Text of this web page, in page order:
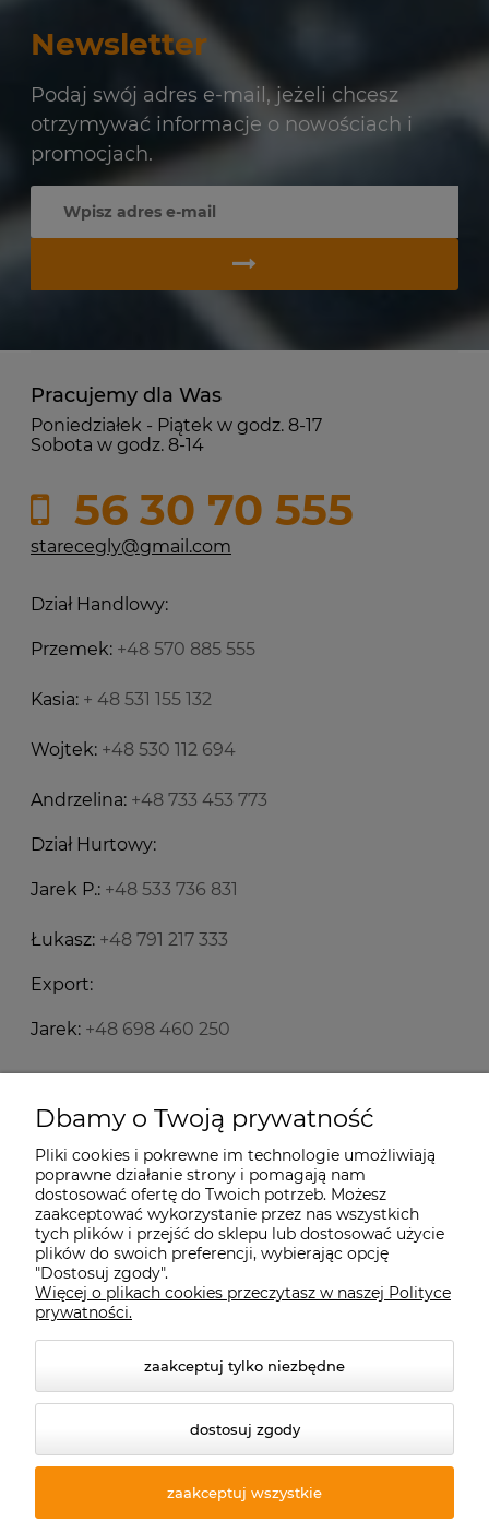
Newsletter
Podaj swój adres e-mail, jeżeli chcesz
otrzymywać informacje o nowościach i
promocjach.
Pracujemy dla Was
Poniedziałek - Piątek w godz. 8-17
Sobota w godz. 8-14
56 30 70 555
starecegly@gmail.com
Dział Handlowy:
Przemek: +48 570 885 555
Kasia: + 48 531 155 132
Wojtek: +48 530 112 694
Andrzelina: +48 733 453 773
Dział Hurtowy:
Jarek P.: +48 533 736 831
Łukasz: +48 791 217 333
Export:
Jarek: +48 698 460 250
Starecegly.com
Płatności i dostawa
Moje konto
Informacje
Dbamy o Twoją prywatność
Pliki cookies i pokrewne im technologie umożliwiają
poprawne działanie strony i pomagają nam
dostosować ofertę do Twoich potrzeb. Możesz
zaakceptować wykorzystanie przez nas wszystkich
tych plików i przejść do sklepu lub dostosować użycie
plików do swoich preferencji, wybierając opcję
"Dostosuj zgody".
Więcej o plikach cookies przeczytasz w naszej Polityce
prywatności.
zaakceptuj tylko niezbędne
dostosuj zgody
zaakceptuj wszystkie